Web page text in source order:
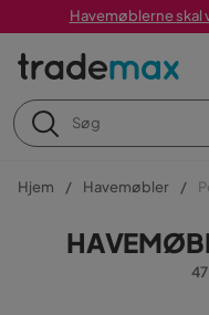
Havemøblerne skal
Hjem Havemøbler